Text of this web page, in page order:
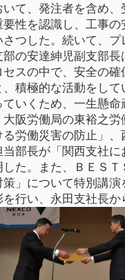
いて、発注者を含め
要性を認識し、工事
さつした。続いて、
部の安達紳児副支部
セスの中で、安全の
、積極的な活動をし
ていくため、一生懸
阪労働局の東裕之労
る労働災害の防止」
当部長が「関西支社
した。また、ＢＥＳ
策」について特別講
を行い、永田支社長